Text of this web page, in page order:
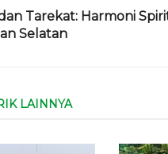
Tarekat: Harmoni
Selatan
LAINNYA